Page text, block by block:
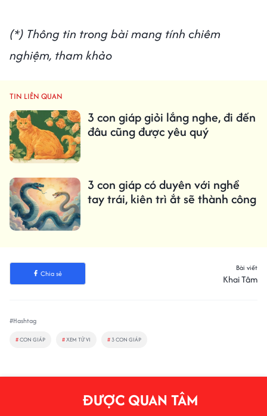
(*) Thông tin trong bài mang tính chiêm
nghiệm, tham khảo
TIN LIÊN QUAN
3 con giáp giỏi lắng nghe, đi đến
đâu cũng được yêu quý
3 con giáp có duyên với nghề
tay trái, kiên trì ắt sẽ thành công
Chia sẻ
Bài viết
Khai Tâm
#Hashtag
#CON GIÁP #XEM TỬ VI #3 CON GIÁP
ĐƯỢC QUAN TÂM